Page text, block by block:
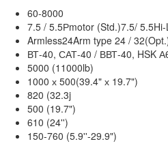
60-8000
7.5 / 5.5Рmotor (Std.)7.5/
Armless24Arm type 24 /
ВТ-40, САТ-40 / ВВТ-40, HSK
5000 (11000lb)
1000 х 500(39.4" х 19.7")
820 (32.3j
500 (19.7")
610 (24'')
150-760 (5.9''-29.9")